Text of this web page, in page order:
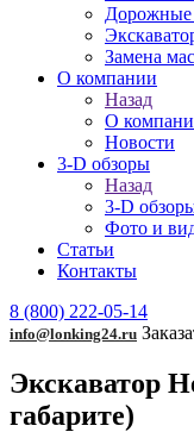
Дорожные
Замена
О компании
Назад
О
Новости
3-D обзоры
Назад
3-D
Фото и
Статьи
Контакты
8 (800) 222-05-14
info@lonking24.ru
Экскаватор
габарите)